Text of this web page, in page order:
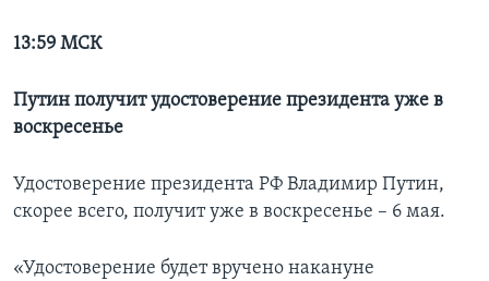
13:59 МСК
Путин получит удостоверение президента уже в
воскресенье
Удостоверение президента РФ Владимир Путин,
скорее всего, получит уже в воскресенье – 6 мая.
«Удостоверение будет вручено накануне